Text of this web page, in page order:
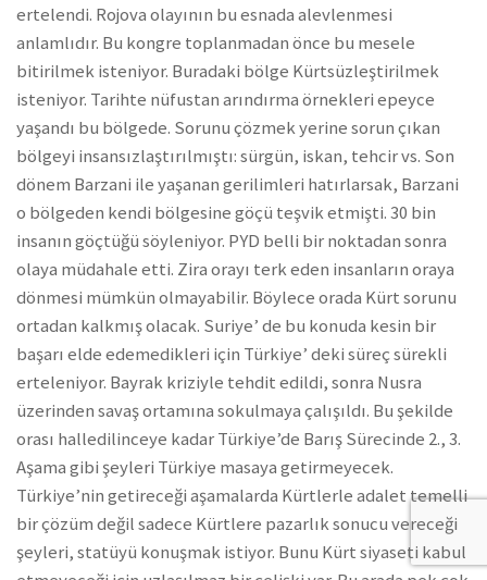
ertelendi. Rojova olayının bu esnada alevlenmesi
anlamlıdır. Bu kongre toplanmadan önce bu mesele
bitirilmek isteniyor. Buradaki bölge Kürtsüzleştirilmek
isteniyor. Tarihte nüfustan arındırma örnekleri epeyce
yaşandı bu bölgede. Sorunu çözmek yerine sorun çıkan
bölgeyi insansızlaştırılmıştı: sürgün, iskan, tehcir vs. Son
dönem Barzani ile yaşanan gerilimleri hatırlarsak, Barzani
o bölgeden kendi bölgesine göçü teşvik etmişti. 30 bin
insanın göçtüğü söyleniyor. PYD belli bir noktadan sonra
olaya müdahale etti. Zira orayı terk eden insanların oraya
dönmesi mümkün olmayabilir. Böylece orada Kürt sorunu
ortadan kalkmış olacak. Suriye’ de bu konuda kesin bir
başarı elde edemedikleri için Türkiye’ deki süreç sürekli
erteleniyor. Bayrak kriziyle tehdit edildi, sonra Nusra
üzerinden savaş ortamına sokulmaya çalışıldı. Bu şekilde
orası halledilinceye kadar Türkiye’de Barış Sürecinde 2., 3.
Aşama gibi şeyleri Türkiye masaya getirmeyecek.
Türkiye’nin getireceği aşamalarda Kürtlerle adalet temelli
bir çözüm değil sadece Kürtlere pazarlık sonucu vereceği
şeyleri, statüyü konuşmak istiyor. Bunu Kürt siyaseti kabul